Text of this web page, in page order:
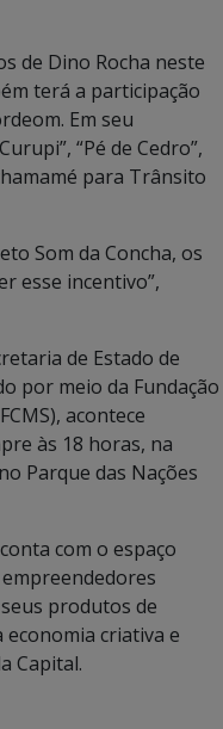
de Dino Rocha neste
terá a participação
Em seu
“Pé de Cedro”,
para Trânsito
Som da Concha, os
esse incentivo”,
de Estado de
por meio da Fundação
acontece
às 18 horas, na
Parque das Nações
com o espaço
produtos de
criativa e
Capital.